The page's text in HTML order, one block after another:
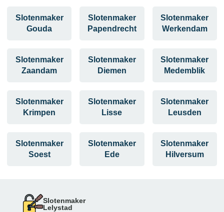
Slotenmaker
Gouda
Slotenmaker
Papendrecht
Slotenmaker
Werkendam
Slotenmaker
Zaandam
Slotenmaker
Diemen
Slotenmaker
Medemblik
Slotenmaker
Krimpen
Slotenmaker
Lisse
Slotenmaker
Leusden
Slotenmaker
Soest
Slotenmaker
Ede
Slotenmaker
Hilversum
Slotenmaker
Lelystad